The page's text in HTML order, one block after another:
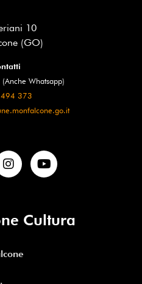
10
(GO)
(Anche Whatsapp)
373
Cultura